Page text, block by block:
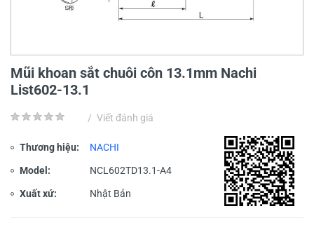
Mũi khoan sắt chuôi côn 13.1mm Nachi
List602-13.1
/ Viết đánh giá
Thương hiệu: NACHI
Model: NCL602TD13.1-A4
Xuất xứ: Nhật Bản